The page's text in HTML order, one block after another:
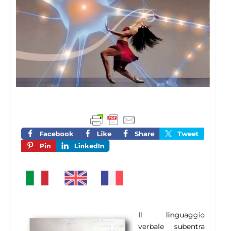
Facebook Like Share
Tweet
Pin
LinkedIn
Il linguaggio
verbale subentra